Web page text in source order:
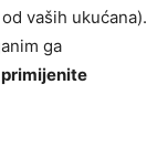
vaših ukućana).
ga